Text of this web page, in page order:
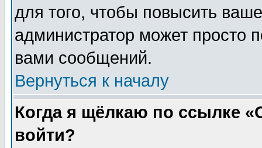
для того, чтобы повысить
администратор может просто
вами сообщений.
Вернуться к началу
Когда я щёлкаю по ссылке
войти?